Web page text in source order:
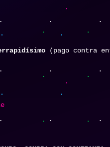
(pago contra